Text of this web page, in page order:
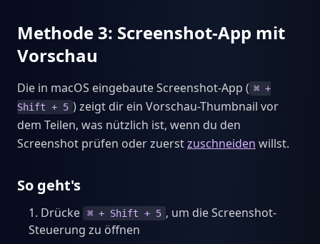
Methode 3: Screenshot-App mit
Vorschau
Die in macOS eingebaute Screenshot-App ( ⌘ +
Shift + 5 ) zeigt dir ein Vorschau-Thumbnail vor
dem Teilen, was nützlich ist, wenn du den
Screenshot prüfen oder zuerstzuschneiden willst.
So geht's
Drücke ⌘ + Shift + 5 , um die Screenshot-
Steuerung zu öffnen